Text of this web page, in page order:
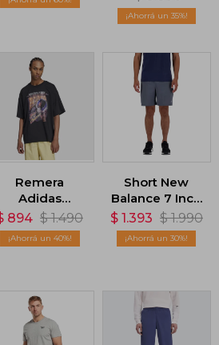
Formula One -
Negro
35
Remera
Adidas
Adilenium
Season -
Negro
894 $ 1.490
40
Short New
Balance 7 Inch
Brief - Gris
$ 1.393 $ 1.990
30